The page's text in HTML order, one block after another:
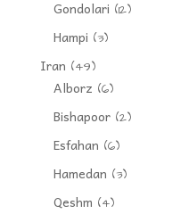
Gondolari (12)
Hampi (3)
Iran (49)
Alborz (6)
Bishapoor(2)
Esfahan (6)
Hamedan (3)
Qeshm (4)